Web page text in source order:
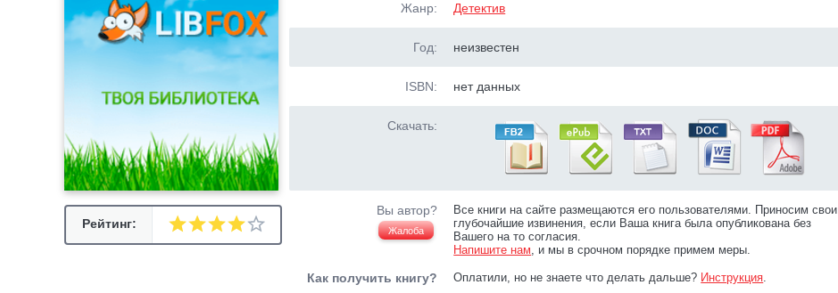
Рейтинг:
Жанр: Детектив
Год: неизвестен
ISBN: нет данных
Скачать:
Вы автор?
Жалоба
Все книги на сайте размещаются его пользователями. Приносим свои
глубочайшие извинения, если Ваша книга была опубликована без
Вашего на то согласия.
Напишите нам, и мы в срочном порядке примем меры.
Как получить книгу? Оплатили, но не знаете что делать дальше? Инструкция.